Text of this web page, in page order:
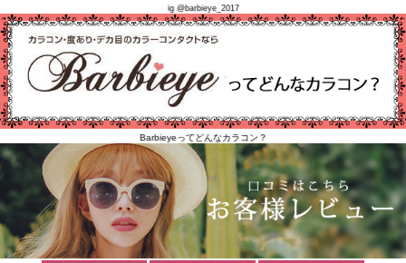
ig @barbieye_2017
Barbieyeってどんなカラコン？